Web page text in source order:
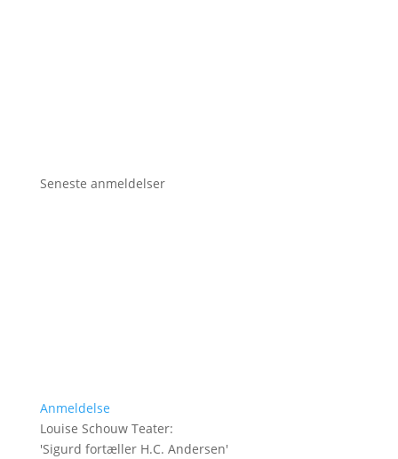
Seneste anmeldelser
Anmeldelse
Louise Schouw Teater:
'Sigurd fortæller H.C. Andersen'